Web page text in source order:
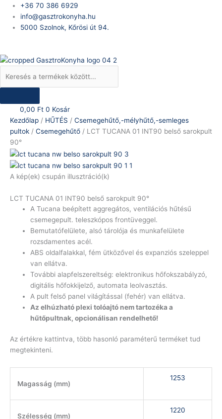
content
+36 70 386 6929
info@gasztrokonyha.hu
5000 Szolnok, Kőrösi út 94.
Products
search
0,00 Ft 0 Kosár
Kezdőlap / HŰTÉS / Csemegehűtő,-mélyhűtő,-semleges
pultok / Csemegehűtő / LCT TUCANA 01 INT90 belső sarokpult
90°
A kép(ek) csupán illusztráció(k)
LCT TUCANA 01 INT90 belső sarokpult 90°
A Tucana beépített aggregátos, ventilációs hűtésű
csemegepult. teleszkópos frontüveggel.
Bemutatófelülete, alsó tárolója és munkafelülete
rozsdamentes acél.
ABS oldalfalakkal, fém ütközővel és expanziós szeleppel
van ellátva.
További alapfelszereltség: elektronikus hőfokszabályzó,
digitális hőfokkijelző, automata leolvasztás.
A pult felső panel világítással (fehér) van ellátva.
Az elhúzható plexi tolóajtó nem tartozéka a
hűtőpultnak, opcionálisan rendelhető!
Az értékre kattintva, több hasonló paraméterű terméket tud
megtekinteni.
Magasság (mm)
1253
Szélesség (mm)
1220
LCT
TUCANA
01
sarokpult
mennyiség